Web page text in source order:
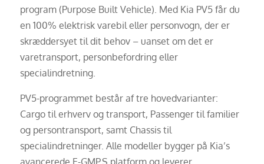
program (Purpose Built Vehicle). Med Kia PV5 får du
en 100% elektrisk varebil eller personvogn, der er
skræddersyet til dit behov – uanset om det er
varetransport, personbefordring eller
specialindretning.
PV5-programmet består af tre hovedvarianter:
Cargo til erhverv og transport, Passenger til familier
og persontransport, samt Chassis til
specialindretninger. Alle modeller bygger på Kia’s
avancerede E-GMP.S platform og leverer